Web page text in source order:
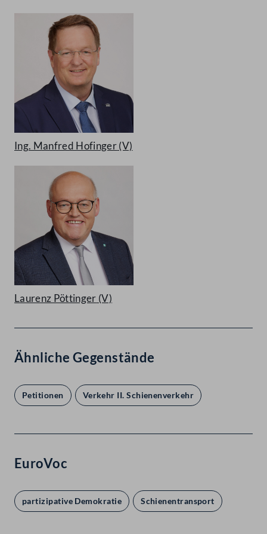
Ing. Manfred Hofinger(V)
Laurenz Pöttinger (V)
Ähnliche Gegenstände
Petitionen Verkehr II. Schienenverkehr
EuroVoc
partizipative Demokratie Schienentransport